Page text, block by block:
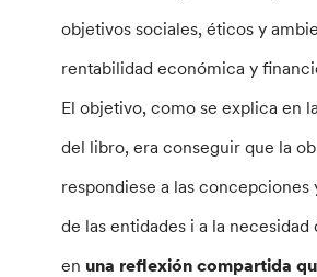
objetivos sociales, éticos y
rentabilidad económica y
El objetivo, como se explica en
del libro, era conseguir que la
respondiese a las concepciones
de las entidades i a la
en una reflexión compartida